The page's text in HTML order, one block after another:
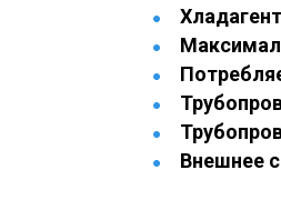
Внешнее